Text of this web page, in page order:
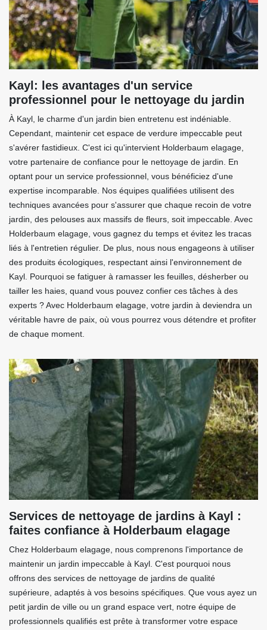
Kayl: les avantages d'un service
professionnel pour le nettoyage du jardin
À Kayl, le charme d'un jardin bien entretenu est indéniable.
Cependant, maintenir cet espace de verdure impeccable peut
s'avérer fastidieux. C'est ici qu'intervient Holderbaum elagage,
votre partenaire de confiance pour le nettoyage de jardin. En
optant pour un service professionnel, vous bénéficiez d'une
expertise incomparable. Nos équipes qualifiées utilisent des
techniques avancées pour s'assurer que chaque recoin de votre
jardin, des pelouses aux massifs de fleurs, soit impeccable. Avec
Holderbaum elagage, vous gagnez du temps et évitez les tracas
liés à l'entretien régulier. De plus, nous nous engageons à utiliser
des produits écologiques, respectant ainsi l'environnement de
Kayl. Pourquoi se fatiguer à ramasser les feuilles, désherber ou
tailler les haies, quand vous pouvez confier ces tâches à des
experts ? Avec Holderbaum elagage, votre jardin à deviendra un
véritable havre de paix, où vous pourrez vous détendre et profiter
de chaque moment.
Services de nettoyage de jardins à Kayl :
faites confiance à Holderbaum elagage
Chez Holderbaum elagage, nous comprenons l'importance de
maintenir un jardin impeccable à Kayl. C'est pourquoi nous
offrons des services de nettoyage de jardins de qualité
supérieure, adaptés à vos besoins spécifiques. Que vous ayez un
petit jardin de ville ou un grand espace vert, notre équipe de
professionnels qualifiés est prête à transformer votre espace